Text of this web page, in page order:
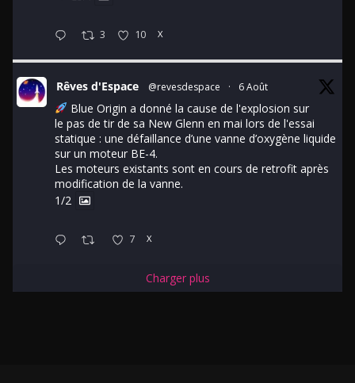
3 10 X
Rêves d'Espace @revesdespace · 6 Août
Blue Origin a donné la cause de l'explosion sur
le pas de tir de sa New Glenn en mai lors de l'essai
statique : une défaillance d’une vanne d’oxygène liquide
sur un moteur BE-4.
Les moteurs existants sont en cours de retrofit après
modification de la vanne.
1/2
7 X
Charger plus